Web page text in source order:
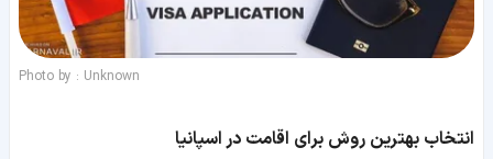
Photo by : Unknown
انتخاب بهترین روش برای اقامت در اسپانیا